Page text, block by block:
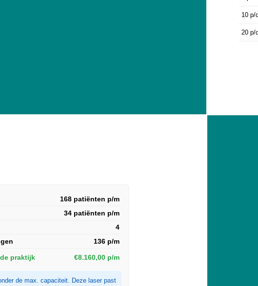
10 p/
20 p/
168 patiënten p/m
34 patiënten p/m
4
136 p/m
praktijk €8.160,00 p/m
de max. capaciteit. Deze laser past